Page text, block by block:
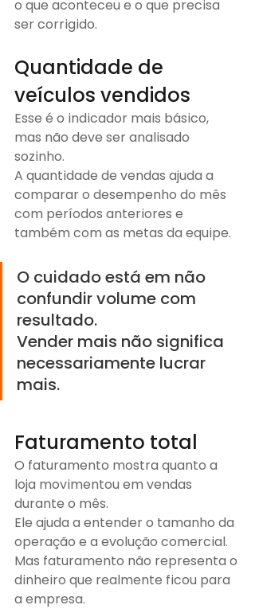
o que aconteceu e o que precisa
ser corrigido.
Quantidade de
veículos vendidos
Esse é o indicador mais básico,
mas não deve ser analisado
sozinho.
A quantidade de vendas ajuda a
comparar o desempenho do mês
com períodos anteriores e
também com as metas da equipe.
O cuidado está em não
confundir volume com
resultado.
Vender mais não significa
necessariamente lucrar
mais.
Faturamento total
O faturamento mostra quanto a
loja movimentou em vendas
durante o mês.
Ele ajuda a entender o tamanho da
operação e a evolução comercial.
Mas faturamento não representa o
dinheiro que realmente ficou para
a empresa.